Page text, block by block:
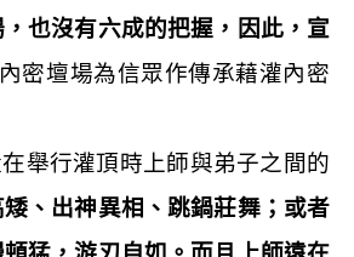
也沒有六成的把握，因此，宣
密壇場為信眾作傳承藉灌內密
舉行灌頂時上師與弟子之間的
、出神異相、跳鍋莊舞；或者